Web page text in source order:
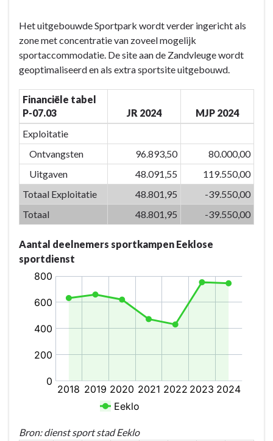
naar
navigatie
BD-
07:
Door
inzetten
van
kwaliteitsvolle
vrijetijdsvoorzieningen
creaties
versterken
identiteit
Actieplannen
Het uitgebouwde Sportpark wordt verder ingericht als
zone met concentratie van zoveel mogelijk
sportaccommodatie. De site aan de Zandvleuge wordt
geoptimaliseerd en als extra sportsite uitgebouwd.
Financiële tabel
P-07.03
JR 2024
MJP 2024
Exploitatie
Ontvangsten
96.893,50
80.000,00
Uitgaven
48.091,55
119.550,00
Totaal Exploitatie
48.801,95
-39.550,00
Totaal
48.801,95 -39.550,00
Aantal deelnemers sportkampen Eeklose
sportdienst
Bron: dienst sport stad Eeklo